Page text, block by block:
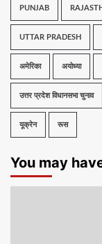
PUNJAB
UTTAR PRADESH
अमेरिका अयोध्या
उत्तर प्रदेश विधानसभा चुनाव
यूक्रेन रूस
You may